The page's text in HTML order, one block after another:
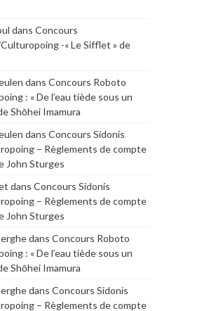
dans Concours
-« Le Sifflet » de
dans Concours Roboto
: « De l’eau tiède sous un
Shōhei Imamura
dans Concours Sidonis
– Règlements de compte
John Sturges
dans Concours Sidonis
– Règlements de compte
John Sturges
dans Concours Roboto
: « De l’eau tiède sous un
Shōhei Imamura
dans Concours Sidonis
– Règlements de compte